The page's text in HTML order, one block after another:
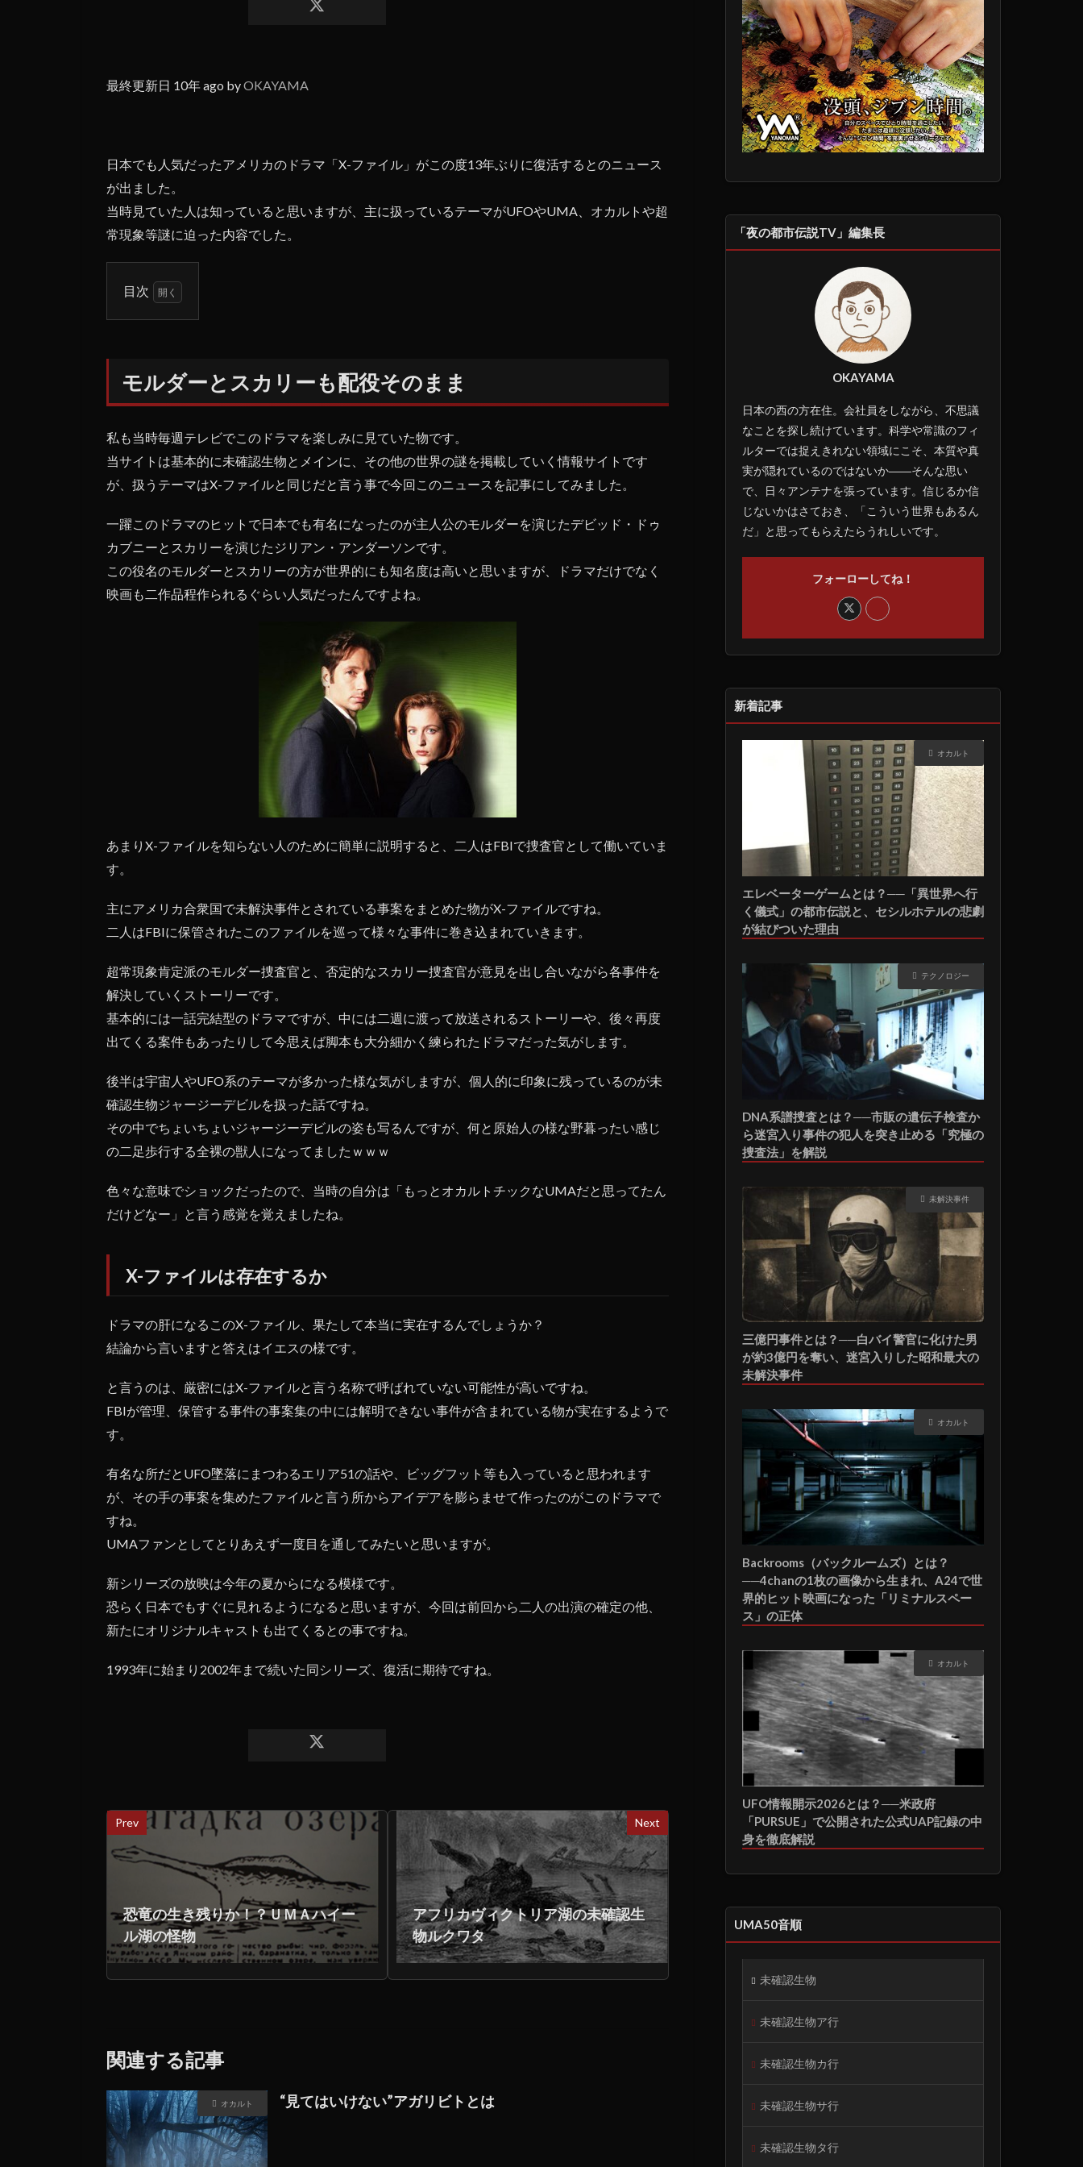
最終更新日 10年 ago byOKAYAMA
日本でも人気だったアメリカのドラマ「X-ファイル」がこの度13年ぶりに復活するとのニュース
が出ました。
当時見ていた人は知っていると思いますが、主に扱っているテーマがUFOやUMA、オカルトや超
常現象等謎に迫った内容でした。
目次
ー
と
カ
ー
も
役
の
ま
ま
モルダーとスカリーも配役そのまま
私も当時毎週テレビでこのドラマを楽しみに見ていた物です。
当サイトは基本的に未確認生物とメインに、その他の世界の謎を掲載していく情報サイトです
が、扱うテーマはX-ファイルと同じだと言う事で今回このニュースを記事にしてみました。
一躍このドラマのヒットで日本でも有名になったのが主人公のモルダーを演じたデビッド・ドゥ
カブニーとスカリーを演じたジリアン・アンダーソンです。
この役名のモルダーとスカリーの方が世界的にも知名度は高いと思いますが、ドラマだけでなく
映画も二作品程作られるぐらい人気だったんですよね。
あまりX-ファイルを知らない人のために簡単に説明すると、二人はFBIで捜査官として働いていま
す。
主にアメリカ合衆国で未解決事件とされている事案をまとめた物がX-ファイルですね。
二人はFBIに保管されたこのファイルを巡って様々な事件に巻き込まれていきます。
超常現象肯定派のモルダー捜査官と、否定的なスカリー捜査官が意見を出し合いながら各事件を
解決していくストーリーです。
基本的には一話完結型のドラマですが、中には二週に渡って放送されるストーリーや、後々再度
出てくる案件もあったりして今思えば脚本も大分細かく練られたドラマだった気がします。
後半は宇宙人やUFO系のテーマが多かった様な気がしますが、個人的に印象に残っているのが未
確認生物ジャージーデビルを扱った話ですね。
その中でちょいちょいジャージーデビルの姿も写るんですが、何と原始人の様な野暮ったい感じ
の二足歩行する全裸の獣人になってましたｗｗｗ
色々な意味でショックだったので、当時の自分は「もっとオカルトチックなUMAだと思ってたん
だけどなー」と言う感覚を覚えましたね。
X-ファイルは存在するか
ドラマの肝になるこのX-ファイル、果たして本当に実在するんでしょうか？
結論から言いますと答えはイエスの様です。
と言うのは、厳密にはX-ファイルと言う名称で呼ばれていない可能性が高いですね。
FBIが管理、保管する事件の事案集の中には解明できない事件が含まれている物が実在するようで
す。
有名な所だとUFO墜落にまつわるエリア51の話や、ビッグフット等も入っていると思われます
が、その手の事案を集めたファイルと言う所からアイデアを膨らませて作ったのがこのドラマで
すね。
UMAファンとしてとりあえず一度目を通してみたいと思いますが。
新シリーズの放映は今年の夏からになる模様です。
恐らく日本でもすぐに見れるようになると思いますが、今回は前回から二人の出演の確定の他、
新たにオリジナルキャストも出てくるとの事ですね。
1993年に始まり2002年まで続いた同シリーズ、復活に期待ですね。
Prev
恐竜の生き残りか！？ＵＭＡハイー
ル湖の怪物
Next
アフリカヴィクトリア湖の未確認生
物ルクワタ
関連する記事
オカルト “見てはいけない”アガリビトとは
「夜の都市伝説TV」編集長
OKAYAMA
日本の西の方在住。会社員をしながら、不思議
なことを探し続けています。科学や常識のフィ
ルターでは捉えきれない領域にこそ、本質や真
実が隠れているのではないか――そんな思い
で、日々アンテナを張っています。信じるか信
じないかはさておき、「こういう世界もあるん
だ」と思ってもらえたらうれしいです。
フォーローしてね！
新着記事
オカルト
エレベーターゲームとは？──「異世界へ行
く儀式」の都市伝説と、セシルホテルの悲劇
が結びついた理由
テクノロジー
DNA系譜捜査とは？──市販の遺伝子検査か
ら迷宮入り事件の犯人を突き止める「究極の
捜査法」を解説
未解決事件
三億円事件とは？──白バイ警官に化けた男
が約3億円を奪い、迷宮入りした昭和最大の
未解決事件
オカルト
Backrooms（バックルームズ）とは？
──4chanの1枚の画像から生まれ、A24で世
界的ヒット映画になった「リミナルスペー
ス」の正体
オカルト
UFO情報開示2026とは？──米政府
「PURSUE」で公開された公式UAP記録の中
身を徹底解説
UMA50音順
未確認生物
未確認生物ア行
未確認生物カ行
未確認生物サ行
未確認生物タ行